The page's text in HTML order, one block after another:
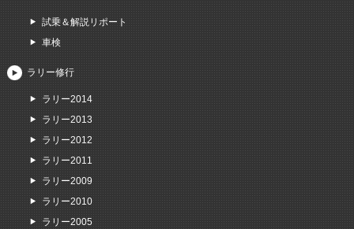
試乗＆解説リポート
車検
ラリー修行
ラリー2014
ラリー2013
ラリー2012
ラリー2011
ラリー2009
ラリー2010
ラリー2005